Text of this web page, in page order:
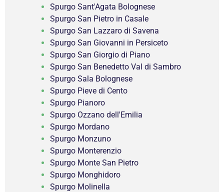
Spurgo Sant'Agata Bolognese
Spurgo San Pietro in Casale
Spurgo San Lazzaro di Savena
Spurgo San Giovanni in Persiceto
Spurgo San Giorgio di Piano
Spurgo San Benedetto Val di Sambro
Spurgo Sala Bolognese
Spurgo Pieve di Cento
Spurgo Pianoro
Spurgo Ozzano dell'Emilia
Spurgo Mordano
Spurgo Monzuno
Spurgo Monterenzio
Spurgo Monte San Pietro
Spurgo Monghidoro
Spurgo Molinella